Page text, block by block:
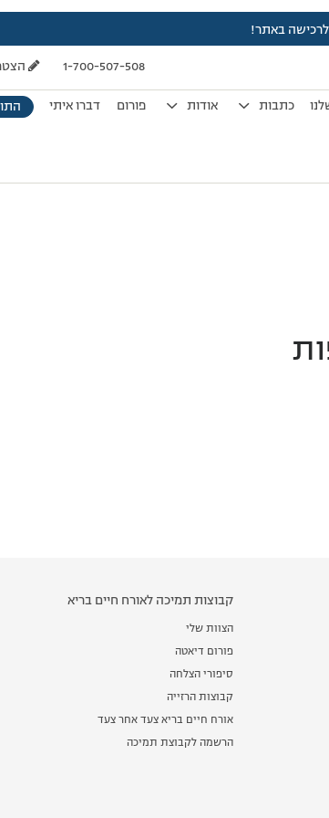
לרכישה באתר!
1-700-507-508
כתבות אודות פורום דברו איתי
קבוצות תמיכה לאורח חיים בריא
הצוות שלי
פורום דיאטה
סיפורי הצלחה
קבוצות הרזייה
אורח חיים בריא צעד אחר צעד
הרשמה לקבוצת תמיכה